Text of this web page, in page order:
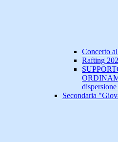
Concerto
Rafting
Secondaria